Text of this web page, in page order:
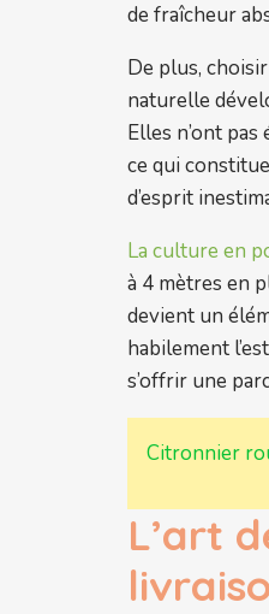
de fraîcheur
De plus,
naturelle
Elles n’ont
ce qui
d’esprit
La culture en
à 4 mètres en
devient un
habilement
s’offrir une
Citronnier
L’art